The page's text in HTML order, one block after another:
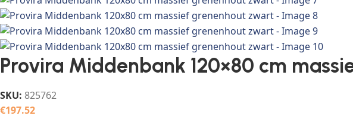
Provira Middenbank 120×80 cm
SKU: 825762
€197.52